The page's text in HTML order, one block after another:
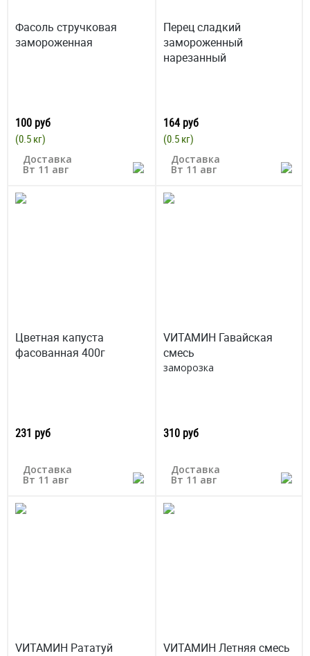
Фасоль стручковая
замороженная
100 руб
(0.5 кг)
Доставка
Вт 11 авг
Перец сладкий
замороженный
нарезанный
164 руб
(0.5 кг)
Доставка
Вт 11 авг
Цветная капуста
фасованная 400г
231 руб
Доставка
Вт 11 авг
VИТАМИН Гавайская
смесь
заморозка
310 руб
Доставка
Вт 11 авг
VИТАМИН Рататуй
VИТАМИН Летняя смесь